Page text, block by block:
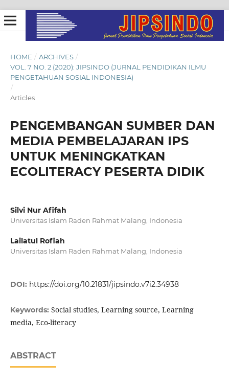
HOME / ARCHIVES /
VOL. 7 NO. 2 (2020): JIPSINDO (JURNAL PENDIDIKAN ILMU
PENGETAHUAN SOSIAL INDONESIA)
/
Articles
PENGEMBANGAN SUMBER DAN
MEDIA PEMBELAJARAN IPS
UNTUK MENINGKATKAN
ECOLITERACY PESERTA DIDIK
Silvi Nur Afifah
Universitas Islam Raden Rahmat Malang, Indonesia
Lailatul Rofiah
Universitas Islam Raden Rahmat Malang, Indonesia
DOI: https://doi.org/10.21831/jipsindo.v7i2.34938
Keywords: Social studies, Learning source, Learning
media, Eco-literacy
ABSTRACT